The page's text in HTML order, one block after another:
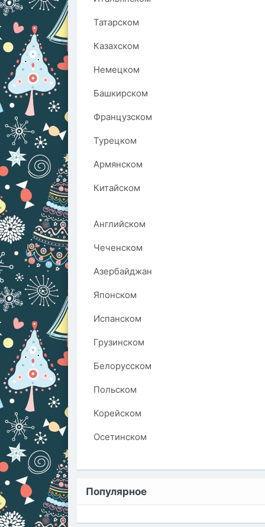
Татарском
Казахском
Немецком
Башкирском
Французском
Турецком
Армянском
Китайском
Английском
Чеченском
Азербайджан
Японском
Испанском
Грузинском
Белорусском
Польском
Корейском
Осетинском
Популярное